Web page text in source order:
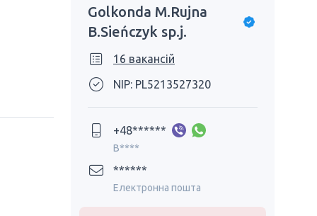
Golkonda M.Rujna
B.Sieńczyk sp.j.
16 вакансій
NIP: PL5213527320
+48******
B****
******
Електронна пошта